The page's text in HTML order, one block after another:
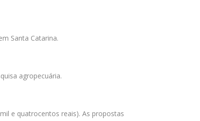
Santa Catarina.
agropecuária.
e quatrocentos reais). As propostas